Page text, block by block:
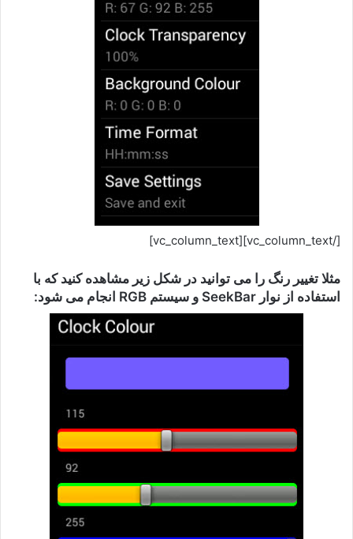
[/vc_column_text][vc_column_text]
مثلا تغییر رنگ را می توانید در شکل زیر مشاهده کنید که با
استفاده از نوار SeekBar و سیستم RGB انجام می شود: